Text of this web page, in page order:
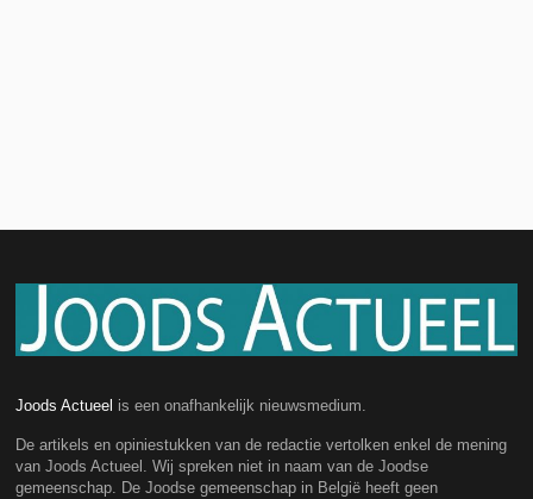
Joods Actueel is een onafhankelijk nieuwsmedium.
De artikels en opiniestukken van de redactie vertolken enkel de mening
van Joods Actueel. Wij spreken niet in naam van de Joodse
gemeenschap. De Joodse gemeenschap in België heeft geen